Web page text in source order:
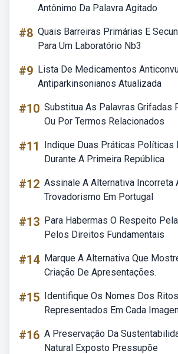
Antônimo Da Palavra Agitado
#8 Quais Barreiras Primárias E
Para Um Laboratório Nb3
#9 Lista De Medicamentos
Antiparkinsonianos Atualizada
#10 Substitua As Palavras Grifadas
Ou Por Termos Relacionados
#11
Indique Duas Práticas Políticas
Durante A Primeira República
#12 Assinale A Alternativa Incorreta
Trovadorismo Em Portugal
#13 Para Habermas O Respeito
Pelos Direitos Fundamentais
#14 Marque A Alternativa Que
Criação De Apresentações.
#15 Identifique Os Nomes Dos
Representados Em Cada
#16 A Preservação Da
Natural Exposto Pressupõe